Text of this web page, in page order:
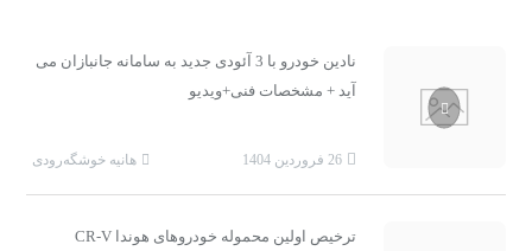
نادین خودرو با 3 آئودی جدید به سامانه جانبازان می
آید + مشخصات فنی+ویدیو
26 فروردین 1404 هانیه خوشگه‌رودی
ترخیص اولین محموله خودروهای هوندا CR-V